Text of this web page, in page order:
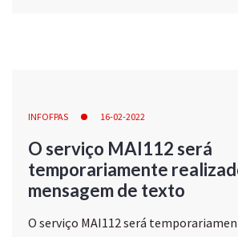
INFOFPAS 16-02-2022
O serviço MAI112 será
temporariamente
mensagem de texto
O serviço MAI112 será